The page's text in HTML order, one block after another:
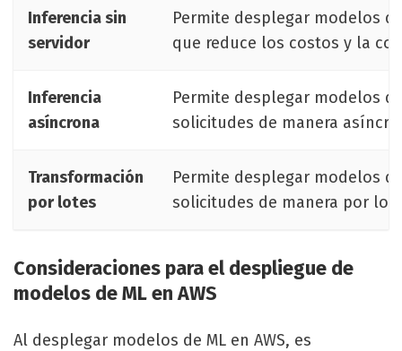
Inferencia sin
servidor
Permite desplegar modelos
que reduce los costos y la
Inferencia
asíncrona
Permite desplegar modelos
solicitudes de manera
Transformación
por lotes
Permite desplegar modelos
solicitudes de manera por
Consideraciones para el despliegue de
modelos de ML en AWS
Al desplegar modelos de ML en AWS, es